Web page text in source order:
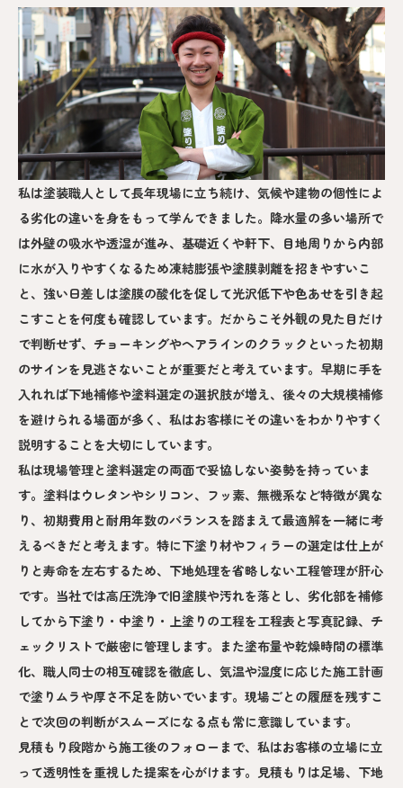
私は塗装職人として長年現場に立ち続け、気候や建物の個性によ
る劣化の違いを身をもって学んできました。降水量の多い場所で
は外壁の吸水や透湿が進み、基礎近くや軒下、目地周りから内部
に水が入りやすくなるため凍結膨張や塗膜剥離を招きやすいこ
と、強い日差しは塗膜の酸化を促して光沢低下や色あせを引き起
こすことを何度も確認しています。だからこそ外観の見た目だけ
で判断せず、チョーキングやヘアラインのクラックといった初期
のサインを見逃さないことが重要だと考えています。早期に手を
入れれば下地補修や塗料選定の選択肢が増え、後々の大規模補修
を避けられる場面が多く、私はお客様にその違いをわかりやすく
説明することを大切にしています。
私は現場管理と塗料選定の両面で妥協しない姿勢を持っていま
す。塗料はウレタンやシリコン、フッ素、無機系など特徴が異な
り、初期費用と耐用年数のバランスを踏まえて最適解を一緒に考
えるべきだと考えます。特に下塗り材やフィラーの選定は仕上が
りと寿命を左右するため、下地処理を省略しない工程管理が肝心
です。当社では高圧洗浄で旧塗膜や汚れを落とし、劣化部を補修
してから下塗り・中塗り・上塗りの工程を工程表と写真記録、チ
ェックリストで厳密に管理します。また塗布量や乾燥時間の標準
化、職人同士の相互確認を徹底し、気温や湿度に応じた施工計画
で塗りムラや厚さ不足を防いでいます。現場ごとの履歴を残すこ
とで次回の判断がスムーズになる点も常に意識しています。
見積もり段階から施工後のフォローまで、私はお客様の立場に立
って透明性を重視した提案を心がけます。見積もりは足場、下地